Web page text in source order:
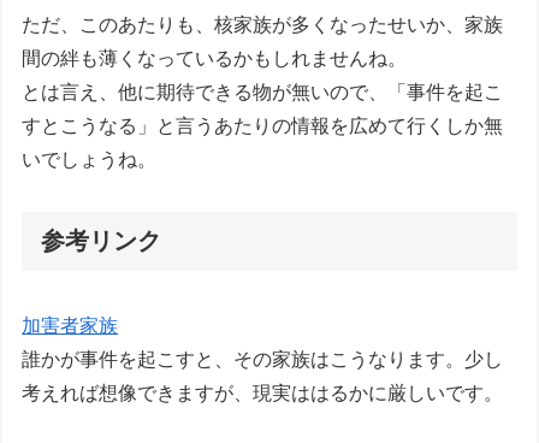
ただ、このあたりも、核家族が多くなったせいか、家族
間の絆も薄くなっているかもしれませんね。
とは言え、他に期待できる物が無いので、「事件を起こ
すとこうなる」と言うあたりの情報を広めて行くしか無
いでしょうね。
参考リンク
加害者家族
誰かが事件を起こすと、その家族はこうなります。少し
考えれば想像できますが、現実ははるかに厳しいです。